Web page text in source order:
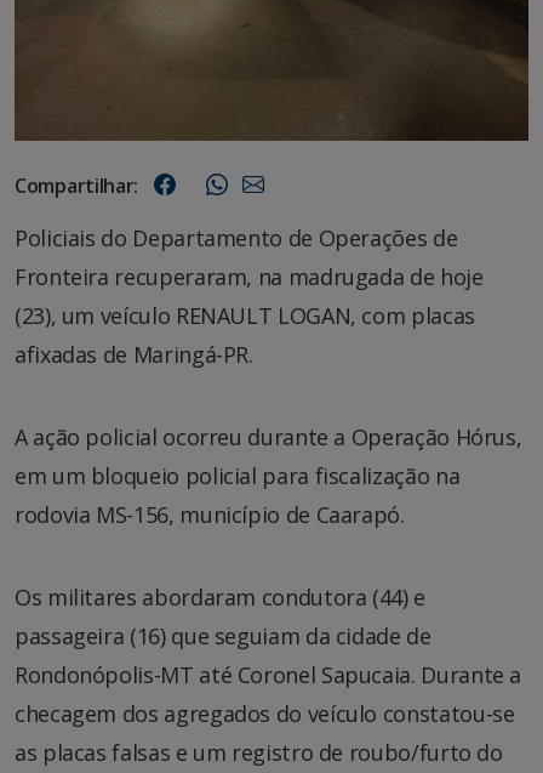
Compartilhar:
Policiais do Departamento de Operações de
Fronteira recuperaram, na madrugada de hoje
(23), um veículo RENAULT LOGAN, com placas
afixadas de Maringá-PR.
A ação policial ocorreu durante a Operação Hórus,
em um bloqueio policial para fiscalização na
rodovia MS-156, município de Caarapó.
Os militares abordaram condutora (44) e
passageira (16) que seguiam da cidade de
Rondonópolis-MT até Coronel Sapucaia. Durante a
checagem dos agregados do veículo constatou-se
as placas falsas e um registro de roubo/furto do